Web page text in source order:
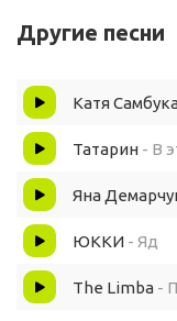
Бля, слушай, пойми
Слушай, пойми ты
Слушай, пойми ты
Другие песни
Катя
Татарин - В
Яна
ЮККИ - Яд
The Limba -